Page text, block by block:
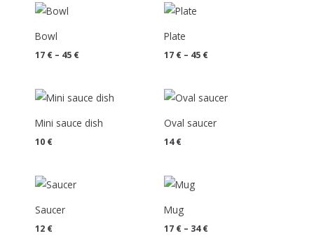
Bowl
17 € – 45 €45 €
Plate
17 € – 45 €45 €
Mini sauce dish
10 €
Oval saucer
14€
Saucer
12 €
Mug
17 € – 34€34 €